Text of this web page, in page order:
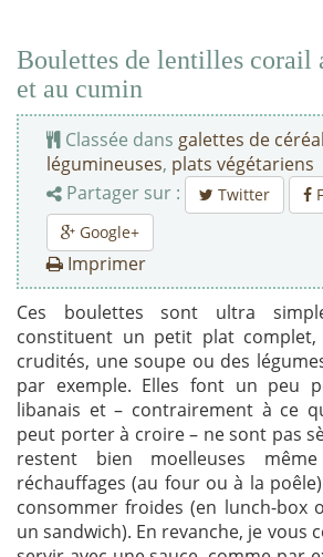
Boulettes de lentilles corail
et au cumin
Classée dans galettes de
légumineuses, plats végétariens
Partager sur :
Twitter
Google+
Imprimer
Ces boulettes sont ultra
constituent un petit plat
crudités, une soupe ou des
par exemple. Elles font un peu
libanais et – contrairement à ce
peut porter à croire – ne sont pas
restent bien moelleuses
réchauffages (au four ou à la
consommer froides (en lunch-box
un sandwich). En revanche, je vous